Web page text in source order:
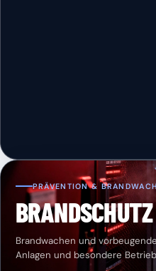
PRÄVENTION &
BRANDSCHUTZ
Brandwachen und
Anlagen und besondere